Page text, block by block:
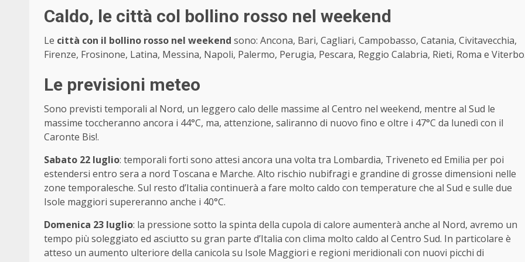
Caldo, le città col bollino rosso nel weekend
Le città con il bollino rosso nel weekend sono: Ancona, Bari, Cagliari, Campobasso, Catania, Civitavecchia,
Firenze, Frosinone, Latina, Messina, Napoli, Palermo, Perugia, Pescara, Reggio Calabria, Rieti, Roma e
Le previsioni meteo
Sono previsti temporali al Nord, un leggero calo delle massime al Centro nel weekend, mentre al Sud le
massime toccheranno ancora i 44°C, ma, attenzione, saliranno di nuovo fino e oltre i 47°C da lunedì con il
Caronte Bis!.
Sabato 22 luglio: temporali forti sono attesi ancora una volta tra Lombardia, Triveneto ed Emilia per poi
estendersi entro sera a nord Toscana e Marche. Alto rischio nubifragi e grandine di grosse dimensioni nelle
zone temporalesche. Sul resto d’Italia continuerà a fare molto caldo con temperature che al Sud e sulle due
Isole maggiori supereranno anche i 40°C.
Domenica 23 luglio: la pressione sotto la spinta della cupola di calore aumenterà anche al Nord, avremo un
tempo più soleggiato ed asciutto su gran parte d’Italia con clima molto caldo al Centro Sud. In particolare è
atteso un aumento ulteriore della canicola su Isole Maggiori e regioni meridionali con nuovi picchi di